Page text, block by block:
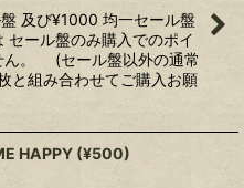
及び¥1000 均一セール盤
セール盤のみ購入でのポイ
ん。 (セール盤以外の通常
と組み合わせてご購入お願
HAPPY (¥500)